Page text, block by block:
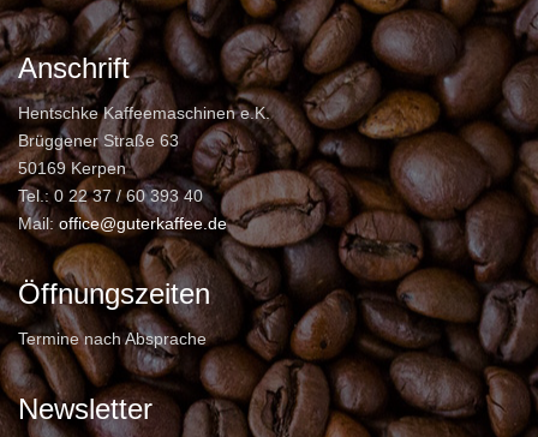
Anschrift
Hentschke Kaffeemaschinen e.K.
Brüggener Straße 63
50169 Kerpen
Tel.: 0 22 37 / 60 393 40
Mail: office@guterkaffee.de
Öffnungszeiten
Termine nach Absprache
Newsletter